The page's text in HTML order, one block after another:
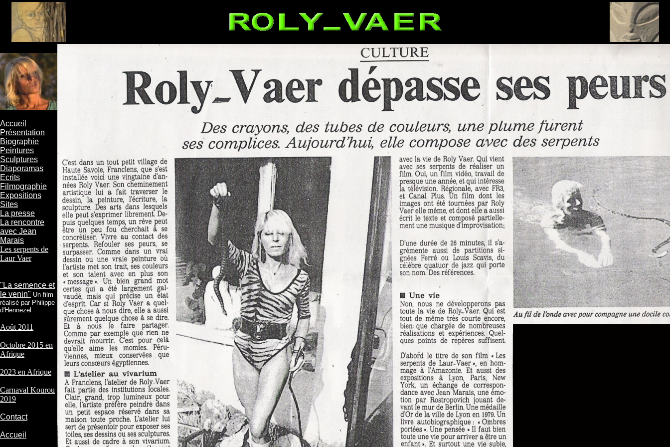
Accueil
Présentation
Biographie
Peintures
Sculptures
Diaporamas
Ecrits
Filmographie
Expositions
Sites
La presse
La rencontre
avec Jean
Marais
Les serpents de
Laur Vaer
"La semence et
le venin" Un film
réalisé par Philippe
d'Hennezel
Août 2011
Octobre 2015 en
Afrique
2023 en Afrique
Carnaval Kourou
2019
Contact
Accueil